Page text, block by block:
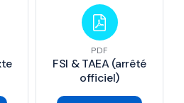
PDF
FSI & TAEA (arrêté
officiel)